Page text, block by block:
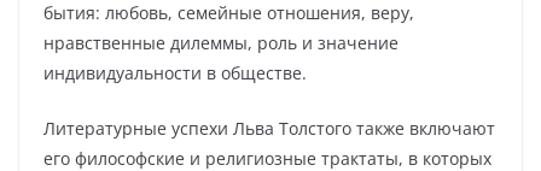
бытия: любовь, семейные отношения, веру,
нравственные дилеммы, роль и значение
индивидуальности в обществе.
Литературные успехи Льва Толстого также включают
его философские и религиозные трактаты, в которых